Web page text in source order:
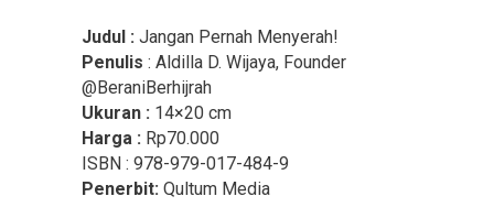
Judul : Jangan Pernah Menyerah!
Penulis : Aldilla D. Wijaya, Founder
@BeraniBerhijrah
Ukuran : 14×20 cm
Harga : Rp70.000
ISBN : 978-979-017-484-9
Penerbit: Qultum Media